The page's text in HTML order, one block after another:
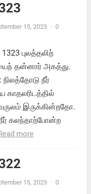
15, 2023 · 0
புலத்தலிற்
தன்னார் அகத்து.
நீர்
இருக்கின்றதோ.
கலந்தாற்போன்ற
more
15, 2023 · 0